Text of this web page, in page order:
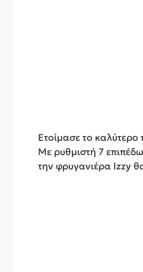
Ετοίμασε το καλύτερο
​​Με ρυθμιστή 7
την φρυγανιέρα Izzy